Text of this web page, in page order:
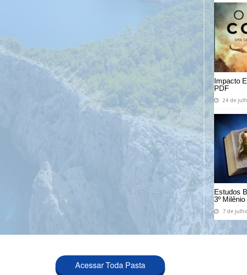
Impacto
PDF
24 de
Estudos
3º Milênio
7 de
Acessar Toda Pasta